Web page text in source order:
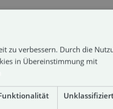
zu verbessern. Durch die
in Übereinstimmung mit